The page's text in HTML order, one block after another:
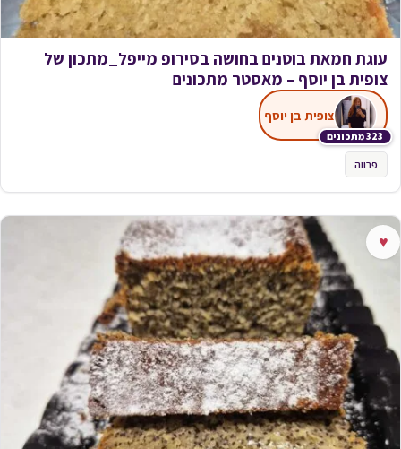
עוגת חמאת בוטנים בחושה בסירופ מייפל_מתכון של
צופית בן יוסף – מאסטר מתכונים
323 מתכונים
צופית בן יוסף
פרווה
♥